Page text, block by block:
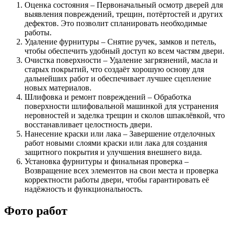
Оценка состояния – Первоначальный осмотр дверей для
выявления повреждений, трещин, потёртостей и других
дефектов. Это позволит спланировать необходимые
работы.
Удаление фурнитуры – Снятие ручек, замков и петель,
чтобы обеспечить удобный доступ ко всем частям двери.
Очистка поверхности – Удаление загрязнений, масла и
старых покрытий, что создаёт хорошую основу для
дальнейших работ и обеспечивает лучшее сцепление
новых материалов.
Шлифовка и ремонт повреждений – Обработка
поверхности шлифовальной машинкой для устранения
неровностей и заделка трещин и сколов шпаклёвкой, что
восстанавливает целостность двери.
Нанесение краски или лака – Завершение отделочных
работ новыми слоями краски или лака для создания
защитного покрытия и улучшения внешнего вида.
Установка фурнитуры и финальная проверка –
Возвращение всех элементов на свои места и проверка
корректности работы двери, чтобы гарантировать её
надёжность и функциональность.
Фото работ